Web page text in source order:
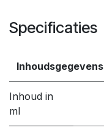
Specificaties
Inhoudsgegevens
Inhoud in
ml